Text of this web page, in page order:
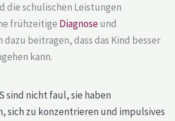
die schulischen Leistungen
frühzeitige Diagnoseund
beitragen, dass das Kind besser
kann.
sind nicht faul, sie haben
sich zu konzentrieren und impulsives